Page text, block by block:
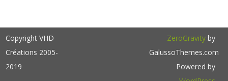
Copyright VHD
Créations 2005-
2019
ZeroGravityby
GalussoThemes.com
Powered by